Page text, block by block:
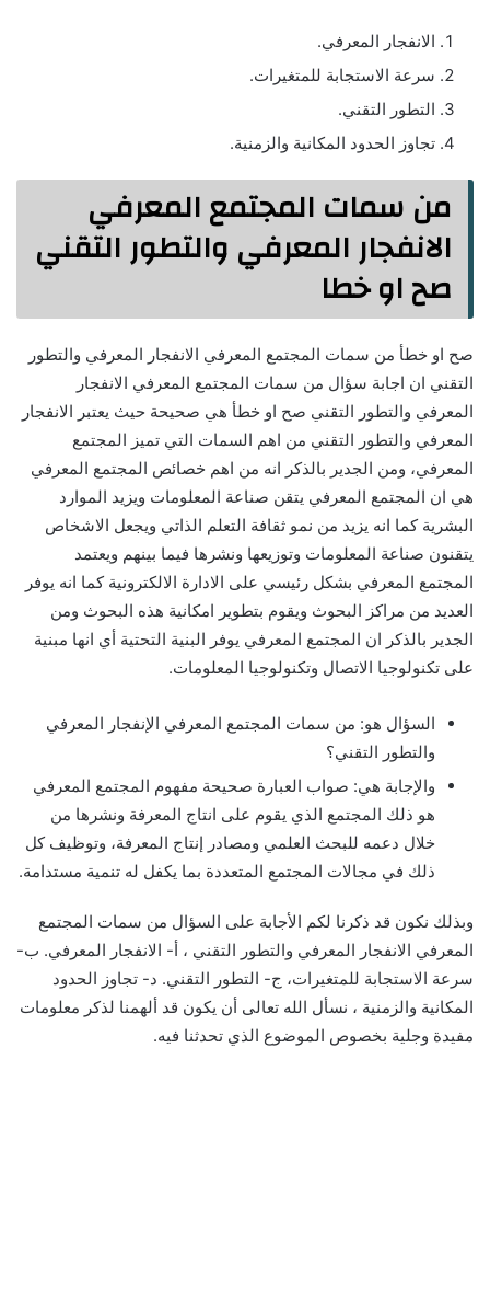
الانفجار المعرفي.
سرعة الاستجابة للمتغيرات.
التطور التقني.
تجاوز الحدود المكانية والزمنية.
من سمات المجتمع المعرفي
الانفجار المعرفي والتطور التقني
صح او خطا
صح او خطأ من سمات المجتمع المعرفي الانفجار المعرفي والتطور
التقني ان اجابة سؤال من سمات المجتمع المعرفي الانفجار
المعرفي والتطور التقني صح او خطأ هي صحيحة حيث يعتبر الانفجار
المعرفي والتطور التقني من اهم السمات التي تميز المجتمع
المعرفي، ومن الجدير بالذكر انه من اهم خصائص المجتمع المعرفي
هي ان المجتمع المعرفي يتقن صناعة المعلومات ويزيد الموارد
البشرية كما انه يزيد من نمو ثقافة التعلم الذاتي ويجعل الاشخاص
يتقنون صناعة المعلومات وتوزيعها ونشرها فيما بينهم ويعتمد
المجتمع المعرفي بشكل رئيسي على الادارة الالكترونية كما انه يوفر
العديد من مراكز البحوث ويقوم بتطوير امكانية هذه البحوث ومن
الجدير بالذكر ان المجتمع المعرفي يوفر البنية التحتية أي انها مبنية
على تكنولوجيا الاتصال وتكنولوجيا المعلومات.
السؤال هو: من سمات المجتمع المعرفي الإنفجار المعرفي
والتطور التقني؟
والإجابة هي: صواب العبارة صحيحة مفهوم المجتمع المعرفي
هو ذلك المجتمع الذي يقوم على انتاج المعرفة ونشرها من
خلال دعمه للبحث العلمي ومصادر إنتاج المعرفة، وتوظيف كل
ذلك في مجالات المجتمع المتعددة بما يكفل له تنمية مستدامة.
وبذلك نكون قد ذكرنا لكم الأجابة على السؤال من سمات المجتمع
المعرفي الانفجار المعرفي والتطور التقني ، أ- الانفجار المعرفي. ب-
سرعة الاستجابة للمتغيرات، ج- التطور التقني. د- تجاوز الحدود
المكانية والزمنية ، نسأل الله تعالى أن يكون قد ألهمنا لذكر معلومات
مفيدة وجلية بخصوص الموضوع الذي تحدثنا فيه.